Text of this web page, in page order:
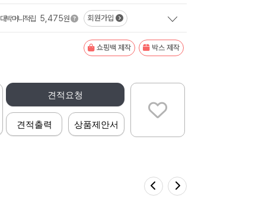
대박머니적립 5,475원 회원가입
쇼핑백 제작 박스 제작
견적요청
견적출력 상품제안서